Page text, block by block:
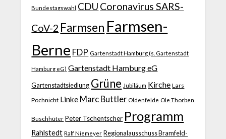
Bundestagswahl CDU Coronavirus SARS-
CoV-2 Farmsen Farmsen-
Berne FDP Gartenstadt Hamburg (s. Gartenstadt
Hamburg eG) Gartenstadt Hamburg eG
Gartenstadtsiedlung Grüne Jubiläum Kirche Lars
Pochnicht Linke Marc Buttler Oldenfelde Ole Thorben
Buschhüter Peter Tschentscher Programm
Rahlstedt Ralf Niemeyer Regionalausschuss Bramfeld-